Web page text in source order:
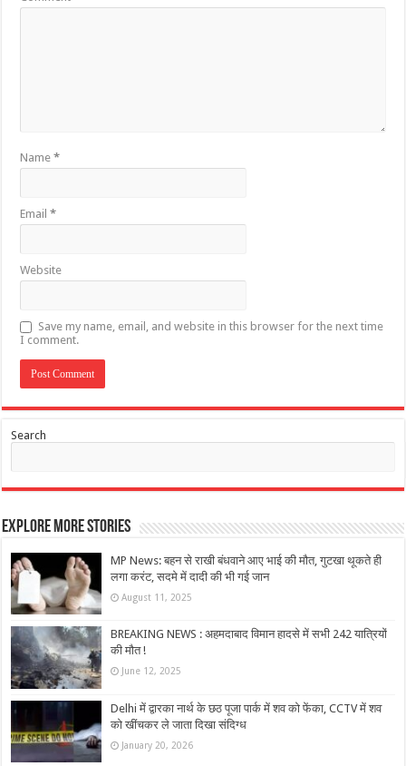
Name*
Email*
Website
Save my name, email, and website in this browser for the next time
I comment.
Search
Explore More Stories
MP News: बहन से राखी बंधवाने आए भाई की मौत, गुटखा थूकते ही
लगा करंट, सदमे में दादी की भी गई जान
August 11, 2025
BREAKING NEWS : अहमदाबाद विमान हादसे में सभी 242 यात्रियों
की मौत !
June 12, 2025
Delhi में द्वारका नार्थ के छठ पूजा पार्क में शव को फेंका, CCTV में शव
को खींचकर ले जाता दिखा संदिग्ध
January 20, 2026